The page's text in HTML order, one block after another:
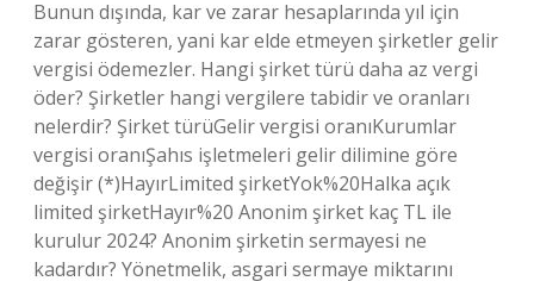
Bunun dışında, kar ve zarar hesaplarında yıl için
zarar gösteren, yani kar elde etmeyen şirketler gelir
vergisi ödemezler. Hangi şirket türü daha az vergi
öder? Şirketler hangi vergilere tabidir ve oranları
nelerdir? Şirket türüGelir vergisi oranıKurumlar
vergisi oranıŞahıs işletmeleri gelir dilimine göre
değişir (*)HayırLimited şirketYok%20Halka açık
limited şirketHayır%20 Anonim şirket kaç TL ile
kurulur 2024? Anonim şirketin sermayesi ne
kadardır? Yönetmelik, asgari sermaye miktarını